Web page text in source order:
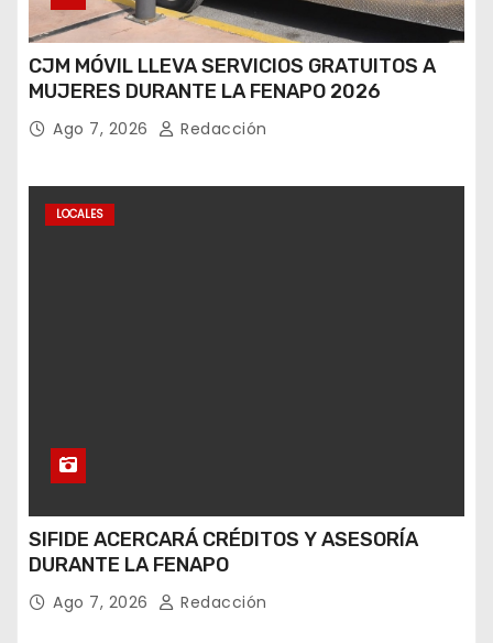
CJM MÓVIL LLEVA SERVICIOS GRATUITOS A
MUJERES DURANTE LA FENAPO 2026
Ago 7, 2026 Redacción
LOCALES
SIFIDE ACERCARÁ CRÉDITOS Y ASESORÍA
DURANTE LA FENAPO
Ago 7, 2026 Redacción